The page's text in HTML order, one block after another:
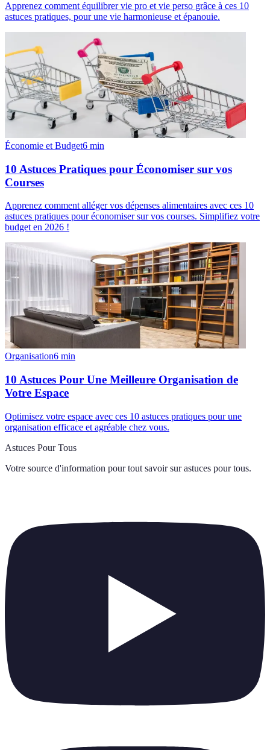
Apprenez comment équilibrer vie pro et vie perso grâce à ces 10
astuces pratiques, pour une vie harmonieuse et épanouie.
Économie et Budget6 min
10 Astuces Pratiques pour Économiser sur vos
Courses
Apprenez comment alléger vos dépenses alimentaires avec ces 10
astuces pratiques pour économiser sur vos courses. Simplifiez votre
budget en 2026 !
Organisation6 min
10 Astuces Pour Une Meilleure Organisation de
Votre Espace
Optimisez votre espace avec ces 10 astuces pratiques pour une
organisation efficace et agréable chez vous.
Astuces Pour Tous
Votre source d'information pour tout savoir sur astuces pour tous.